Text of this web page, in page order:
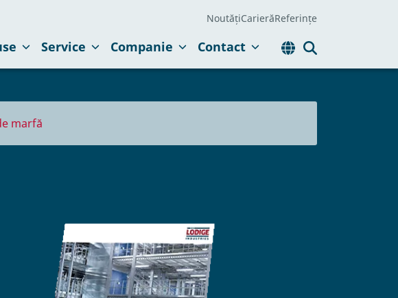
NoutățiCarierăReferințe
Service Companie Contact
marfă